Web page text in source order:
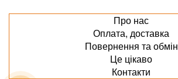
Про нас
Оплата, доставка
Повернення та обмін
Це цікаво
Контакти